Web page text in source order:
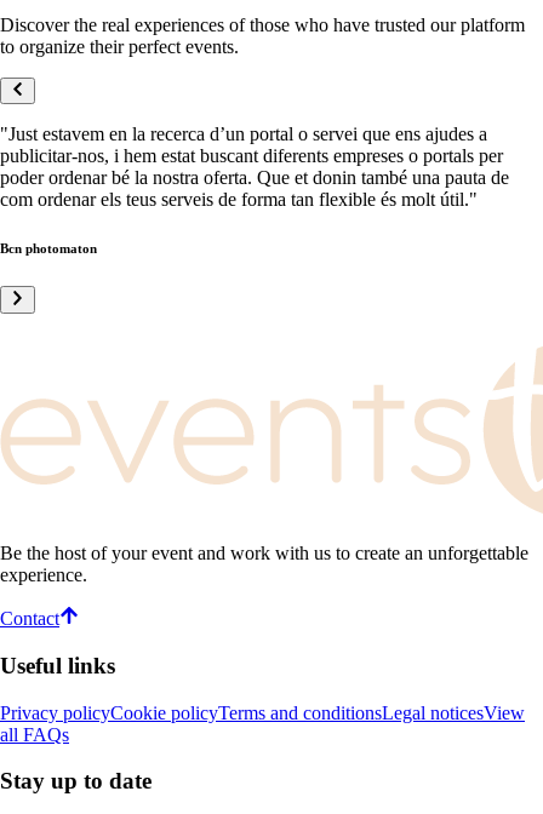
Discover the real experiences of those who have trusted our platform
to organize their perfect events.
"Just estavem en la recerca d’un portal o servei que ens ajudes a
publicitar-nos, i hem estat buscant diferents empreses o portals per
poder ordenar bé la nostra oferta. Que et donin també una pauta de
com ordenar els teus serveis de forma tan flexible és molt útil."
Bcn photomaton
Be the host of your event and work with us to create an unforgettable
experience.
Contact
Useful links
Privacy policyCookie policyTerms and conditionsLegal noticesView
all FAQs
Stay up to date